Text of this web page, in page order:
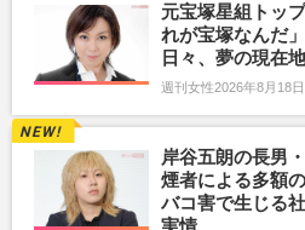
元宝塚星組トッ
れが宝塚なんだ
日々、夢の現在
週刊女性2026年8月18
岸谷五朗の長男
煙者による多額
バコ害で生じる